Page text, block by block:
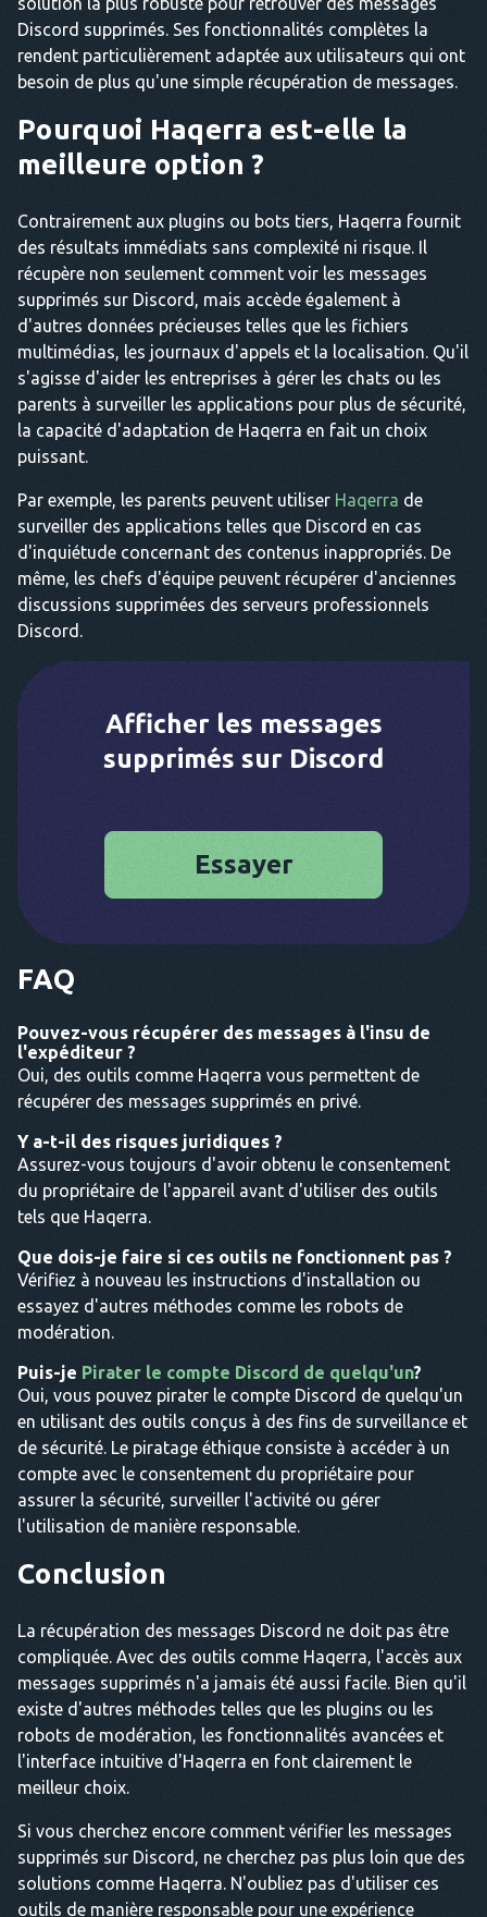
Discord supprimés. Ses fonctionnalités complètes la
rendent particulièrement adaptée aux utilisateurs qui ont
besoin de plus qu'une simple récupération de messages.
Pourquoi Haqerra est-elle la
meilleure option ?
Contrairement aux plugins ou bots tiers, Haqerra fournit
des résultats immédiats sans complexité ni risque. Il
récupère non seulement comment voir les messages
supprimés sur Discord, mais accède également à
d'autres données précieuses telles que les fichiers
multimédias, les journaux d'appels et la localisation. Qu'il
s'agisse d'aider les entreprises à gérer les chats ou les
parents à surveiller les applications pour plus de sécurité,
la capacité d'adaptation de Haqerra en fait un choix
puissant.
Par exemple, les parents peuvent utiliser Haqerra de
surveiller des applications telles que Discord en cas
d'inquiétude concernant des contenus inappropriés. De
même, les chefs d'équipe peuvent récupérer d'anciennes
discussions supprimées des serveurs professionnels
Discord.
Afficher les messages
supprimés sur Discord
Essayer
FAQ
Pouvez-vous récupérer des messages à l'insu de
l'expéditeur ?
Oui, des outils comme Haqerra vous permettent de
récupérer des messages supprimés en privé.
Y a-t-il des risques juridiques ?
Assurez-vous toujours d'avoir obtenu le consentement
du propriétaire de l'appareil avant d'utiliser des outils
tels que Haqerra.
Que dois-je faire si ces outils ne fonctionnent pas ?
Vérifiez à nouveau les instructions d'installation ou
essayez d'autres méthodes comme les robots de
modération.
Puis-je Pirater le compte Discord de quelqu'un?
Oui, vous pouvez pirater le compte Discord de quelqu'un
en utilisant des outils conçus à des fins de surveillance et
de sécurité. Le piratage éthique consiste à accéder à un
compte avec le consentement du propriétaire pour
assurer la sécurité, surveiller l'activité ou gérer
l'utilisation de manière responsable.
Conclusion
La récupération des messages Discord ne doit pas être
compliquée. Avec des outils comme Haqerra, l'accès aux
messages supprimés n'a jamais été aussi facile. Bien qu'il
existe d'autres méthodes telles que les plugins ou les
robots de modération, les fonctionnalités avancées et
l'interface intuitive d'Haqerra en font clairement le
meilleur choix.
Si vous cherchez encore comment vérifier les messages
supprimés sur Discord, ne cherchez pas plus loin que des
solutions comme Haqerra. N'oubliez pas d'utiliser ces
outils de manière responsable pour une expérience